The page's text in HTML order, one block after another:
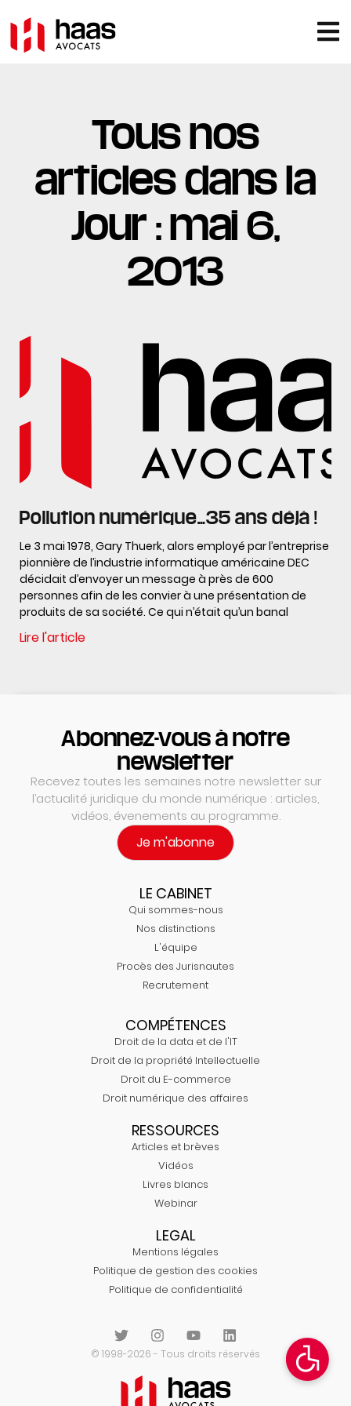
Tous nos
articles dans la
Jour : mai 6,
2013
Pollution numérique…35 ans déjà !
Le 3 mai 1978, Gary Thuerk, alors employé par l’entreprise
pionnière de l’industrie informatique américaine DEC
décidait d’envoyer un message à près de 600
personnes afin de les convier à une présentation de
produits de sa société. Ce qui n’était qu’un banal
Lire l'article
Abonnez-vous à notre
newsletter
Recevez toutes les semaines notre newsletter sur
l’actualité juridique du monde numérique : articles,
vidéos, évenements au programme.
Je m'abonne
LE CABINET
Qui sommes-nous
Nos distinctions
L'équipe
Procès des Jurisnautes
Recrutement
COMPÉTENCES
Droit de la data et de l'IT
Droit de la propriété Intellectuelle
Droit du E-commerce
Droit numérique des affaires
RESSOURCES
Articles et brèves
Vidéos
Livres blancs
Webinar
LEGAL
Mentions légales
Politique de gestion des cookies
Politique de confidentialité
© 1998-2026 - Tous droits réservés